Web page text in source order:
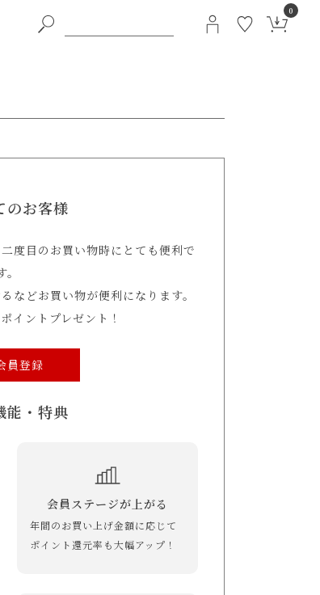
0
のお客様
度目のお買い物時にとても便利で
。
などお買い物が便利になります。
イントプレゼント！
員登録
能・特典
会員ステージが上がる
年間のお買い上げ金額に応じて
ポイント還元率も大幅アップ！